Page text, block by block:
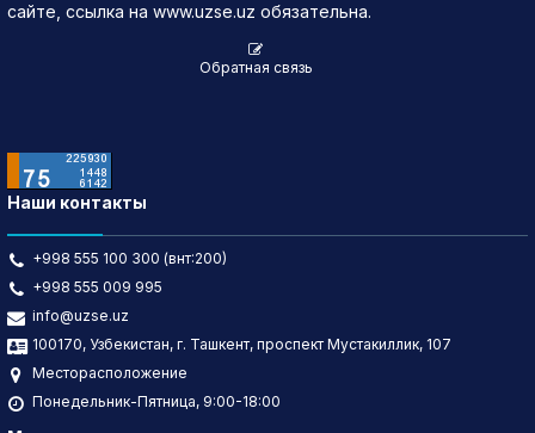
сайте, ссылка на www.uzse.uz обязательна.
Обратная связь
Наши контакты
+998 555 100 300 (внт:200)
+998 555 009 995
info@uzse.uz
100170, Узбекистан, г. Ташкент, проспект Мустакиллик, 107
Месторасположение
Понедельник-Пятница, 9:00-18:00